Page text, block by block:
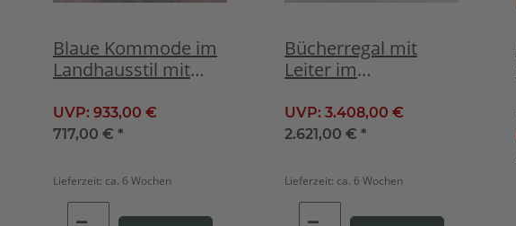
Blaue Kommode im
Landhausstil mit
UVP: 933,00 €
717,00 € *
Lieferzeit: ca. 6 Wochen
Bücherregal mit
Leiter im
Fehgrau
UVP: 3.408,00 €
2.621,00 € *
Lieferzeit: ca. 6 Wochen